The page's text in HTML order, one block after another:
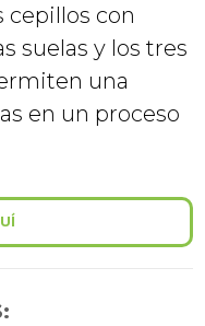
cepillos con
suelas y los tres
una
en un proceso